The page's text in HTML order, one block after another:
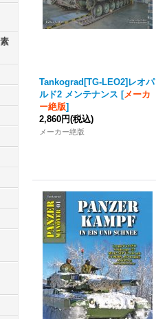
Tankograd [TG-LEO2]レオパ
ルド2 メンテナンス [メーカ
ー絶版]
2,860円(税込)
メーカー絶版